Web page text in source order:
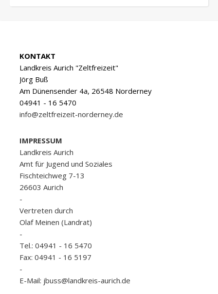
KONTAKT
Landkreis Aurich "Zeltfreizeit"
Jörg Buß
Am Dünensender 4a, 26548 Norderney
04941 - 16 5470
info@zeltfreizeit-norderney.de
IMPRESSUM
Landkreis Aurich
Amt für Jugend und Soziales
Fischteichweg 7-13
26603 Aurich
-
Vertreten durch
Olaf Meinen (Landrat)
-
Tel.: 04941 - 16 5470
Fax: 04941 - 16 5197
-
E-Mail: jbuss@landkreis-aurich.de